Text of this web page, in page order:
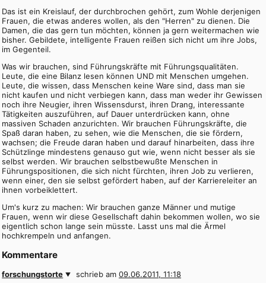
Das ist ein Kreislauf, der durchbrochen gehört, zum Wohle derjenigen
Frauen, die etwas anderes wollen, als den "Herren" zu dienen. Die
Damen, die das gern tun möchten, können ja gern weitermachen wie
bisher. Gebildete, intelligente Frauen reißen sich nicht um ihre Jobs,
im Gegenteil.
Was wir brauchen, sind Führungskräfte mit Führungsqualitäten.
Leute, die eine Bilanz lesen können UND mit Menschen umgehen.
Leute, die wissen, dass Menschen keine Ware sind, dass man sie
nicht kaufen und nicht verbiegen kann, dass man weder ihr Gewissen
noch ihre Neugier, ihren Wissensdurst, ihren Drang, interessante
Tätigkeiten auszuführen, auf Dauer unterdrücken kann, ohne
massiven Schaden anzurichten. Wir brauchen Führungskräfte, die
Spaß daran haben, zu sehen, wie die Menschen, die sie fördern,
wachsen; die Freude daran haben und darauf hinarbeiten, dass ihre
Schützlinge mindestens genauso gut wie, wenn nicht besser als sie
selbst werden. Wir brauchen selbstbewußte Menschen in
Führungspositionen, die sich nicht fürchten, ihren Job zu verlieren,
wenn einer, den sie selbst gefördert haben, auf der Karriereleiter an
ihnen vorbeiklettert.
Um's kurz zu machen: Wir brauchen ganze Männer und mutige
Frauen, wenn wir diese Gesellschaft dahin bekommen wollen, wo sie
eigentlich schon lange sein müsste. Lasst uns mal die Ärmel
hochkrempeln und anfangen.
Kommentare
forschungstorte schrieb am 09.06.2011, 11:18